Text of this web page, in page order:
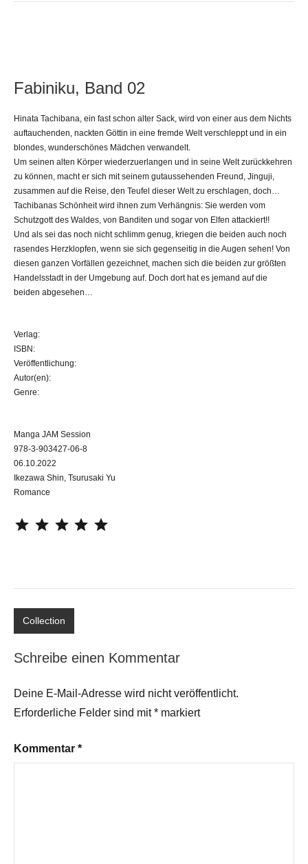
Fabiniku, Band 02
Hinata Tachibana, ein fast schon alter Sack, wird von einer aus dem Nichts
auftauchenden, nackten Göttin in eine fremde Welt verschleppt und in ein
blondes, wunderschönes Mädchen verwandelt.
Um seinen alten Körper wiederzuerlangen und in seine Welt zurückkehren
zu können, macht er sich mit seinem gutaussehenden Freund, Jinguji,
zusammen auf die Reise, den Teufel dieser Welt zu erschlagen, doch…
Tachibanas Schönheit wird ihnen zum Verhängnis: Sie werden vom
Schutzgott des Waldes, von Banditen und sogar von Elfen attackiert!!
Und als sei das noch nicht schlimm genug, kriegen die beiden auch noch
rasendes Herzklopfen, wenn sie sich gegenseitig in die Augen sehen! Von
diesen ganzen Vorfällen gezeichnet, machen sich die beiden zur größten
Handelsstadt in der Umgebung auf. Doch dort hat es jemand auf die
beiden abgesehen…
Verlag:
ISBN:
Veröffentlichung:
Autor(en):
Genre:
Manga JAM Session
978-3-903427-06-8
06.10.2022
Ikezawa Shin, Tsurusaki Yu
Romance
Collection
Schreibe einen Kommentar
Deine E-Mail-Adresse wird nicht veröffentlicht.
Erforderliche Felder sind mit* markiert
Kommentar *